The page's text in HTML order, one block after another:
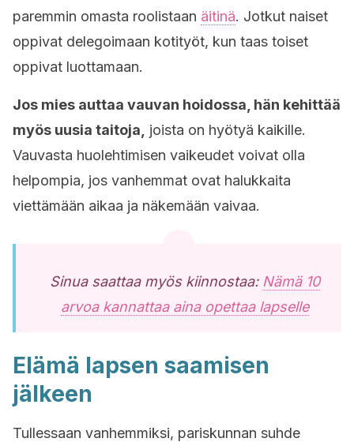
paremmin omasta roolistaan äitinä. Jotkut naiset
oppivat delegoimaan kotityöt, kun taas toiset
oppivat luottamaan.
Jos mies auttaa vauvan hoidossa, hän kehittää
myös uusia taitoja,
joista on hyötyä kaikille.
Vauvasta huolehtimisen vaikeudet voivat olla
helpompia, jos vanhemmat ovat halukkaita
viettämään aikaa ja näkemään vaivaa.
Sinua saattaa myös kiinnostaa: Nämä 10
arvoa kannattaa aina opettaa lapselle
Elämä lapsen saamisen
jälkeen
Tullessaan vanhemmiksi, pariskunnan suhde